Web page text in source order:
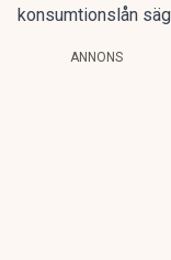
konsumtionslån
ANNONS